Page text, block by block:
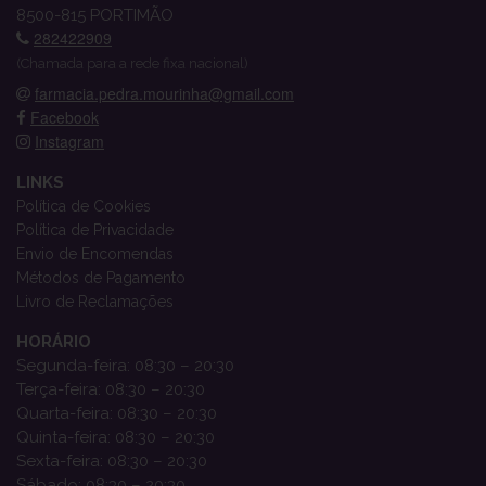
8500-815 PORTIMÃO
282422909
(Chamada para a rede fixa nacional)
farmacia.pedra.mourinha@gmail.com
Facebook
Instagram
LINKS
Política de Cookies
Política de Privacidade
Envio de Encomendas
Métodos de Pagamento
Livro de Reclamações
HORÁRIO
Segunda-feira: 08:30 – 20:30
Terça-feira: 08:30 – 20:30
Quarta-feira: 08:30 – 20:30
Quinta-feira: 08:30 – 20:30
Sexta-feira: 08:30 – 20:30